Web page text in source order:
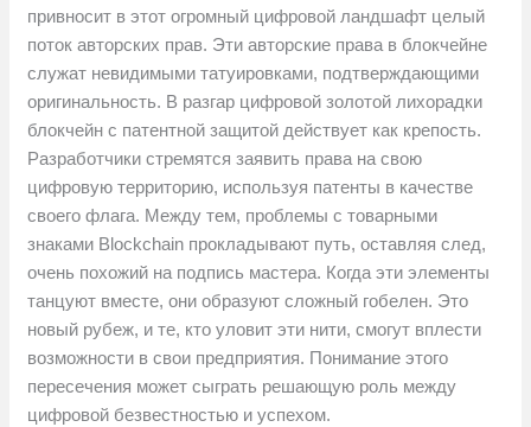
привносит в этот огромный цифровой ландшафт целый
поток авторских прав. Эти авторские права в блокчейне
служат невидимыми татуировками, подтверждающими
оригинальность. В разгар цифровой золотой лихорадки
блокчейн с патентной защитой действует как крепость.
Разработчики стремятся заявить права на свою
цифровую территорию, используя патенты в качестве
своего флага. Между тем, проблемы с товарными
знаками Blockchain прокладывают путь, оставляя след,
очень похожий на подпись мастера. Когда эти элементы
танцуют вместе, они образуют сложный гобелен. Это
новый рубеж, и те, кто уловит эти нити, смогут вплести
возможности в свои предприятия. Понимание этого
пересечения может сыграть решающую роль между
цифровой безвестностью и успехом.